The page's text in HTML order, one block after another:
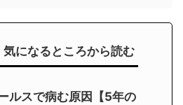
になるところから読む
ルスで病む原因【5年の